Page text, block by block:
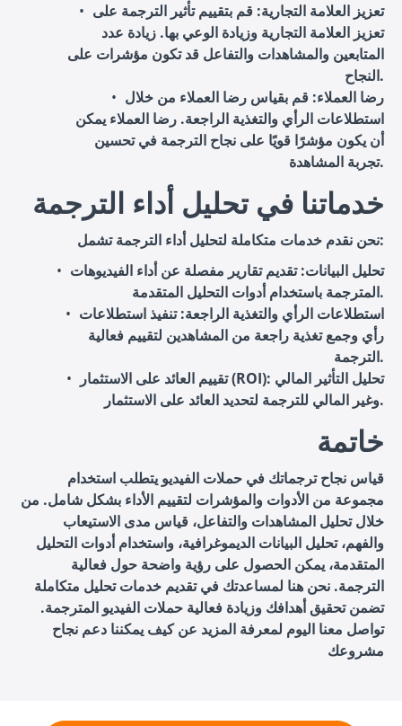
تعزيز العلامة التجارية: قم بتقييم تأثير الترجمة على
تعزيز العلامة التجارية وزيادة الوعي بها. زيادة عدد
المتابعين والمشاهدات والتفاعل قد تكون مؤشرات على
النجاح.
رضا العملاء: قم بقياس رضا العملاء من خلال
استطلاعات الرأي والتغذية الراجعة. رضا العملاء يمكن
أن يكون مؤشرًا قويًا على نجاح الترجمة في تحسين
تجربة المشاهدة.
خدماتنا في تحليل أداء الترجمة
نحن نقدم خدمات متكاملة لتحليل أداء الترجمة تشمل:
تحليل البيانات: تقديم تقارير مفصلة عن أداء الفيديوهات
المترجمة باستخدام أدوات التحليل المتقدمة.
استطلاعات الرأي والتغذية الراجعة: تنفيذ استطلاعات
رأي وجمع تغذية راجعة من المشاهدين لتقييم فعالية
الترجمة.
تقييم العائد على الاستثمار (ROI): تحليل التأثير المالي
وغير المالي للترجمة لتحديد العائد على الاستثمار.
خاتمة
قياس نجاح ترجماتك في حملات الفيديو يتطلب استخدام
مجموعة من الأدوات والمؤشرات لتقييم الأداء بشكل شامل. من
خلال تحليل المشاهدات والتفاعل، قياس مدى الاستيعاب
والفهم، تحليل البيانات الديموغرافية، واستخدام أدوات التحليل
المتقدمة، يمكن الحصول على رؤية واضحة حول فعالية
الترجمة. نحن هنا لمساعدتك في تقديم خدمات تحليل متكاملة
تضمن تحقيق أهدافك وزيادة فعالية حملات الفيديو المترجمة.
تواصل معنا اليوم لمعرفة المزيد عن كيف يمكننا دعم نجاح
مشروعك